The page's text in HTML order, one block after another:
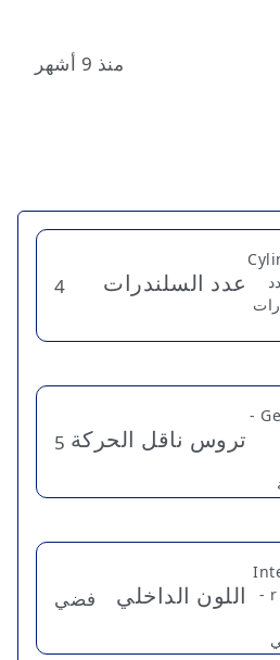
منذ 9 أشهر
عدد السلندرات 4
تروس ناقل الحركة 5
اللون الداخلي فضي